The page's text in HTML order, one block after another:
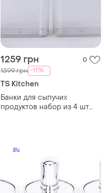
1259 грн 0
1399 грн -11%
TS Kitchen
Банки для сыпучих
продуктов набор из 4 шт